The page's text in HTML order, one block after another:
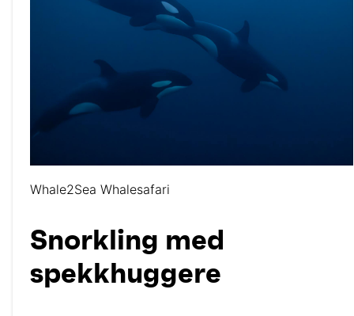
Whale2Sea Whalesafari
Snorkling med
spekkhuggere